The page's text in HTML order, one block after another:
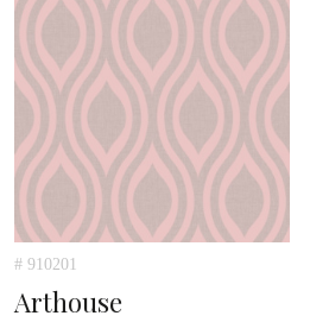
# 910201
Arthouse